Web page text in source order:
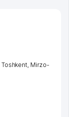
Toshkent Mirzo-